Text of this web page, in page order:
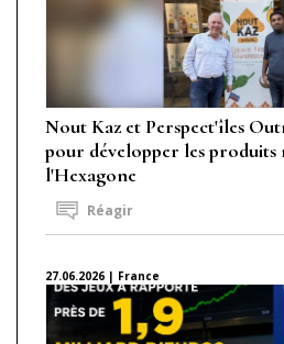
Nout Kaz et Perspect'îles
pour développer les produits
l'Hexagone
Réagir
27.06.2026 | France